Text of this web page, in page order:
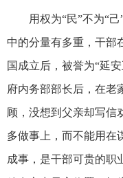
用权为“民”不为“
中的分量有多重，干部
国成立后，被誉为“延
府内务部部长后，在老
顾，没想到父亲却写信
多做事上，而不能用在
成事，是干部可贵的职